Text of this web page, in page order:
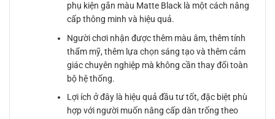
phụ kiện gắn màu Matte Black là một cách nâng
cấp thông minh và hiệu quả.
Người chơi nhận được thêm màu âm, thêm tính
thẩm mỹ, thêm lựa chọn sáng tạo và thêm cảm
giác chuyên nghiệp mà không cần thay đổi toàn
bộ hệ thống.
Lợi ích ở đây là hiệu quả đầu tư tốt, đặc biệt phù
hợp với người muốn nâng cấp dàn trống theo